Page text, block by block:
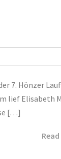
7. Hönzer
lief Elisabeth
[…]